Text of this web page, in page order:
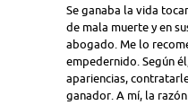
Se ganaba la vida
de mala muerte y en
abogado. Me lo
empedernido. Según
apariencias,
ganador. A mí, la